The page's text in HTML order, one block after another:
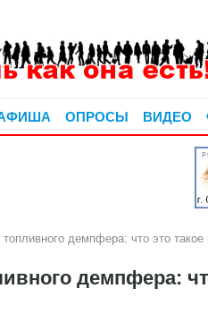
ОПРОСЫ ВИДЕО
демпфера: что это
демпфера: